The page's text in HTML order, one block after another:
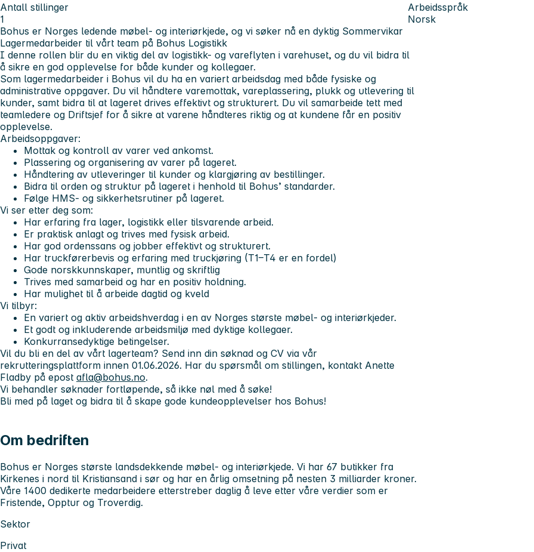
Antall stillinger
1
Arbeidsspråk
Norsk
Bohus er Norges ledende møbel- og interiørkjede, og vi søker nå en dyktig Sommervikar
Lagermedarbeider til vårt team på Bohus Logistikk
I denne rollen blir du en viktig del av logistikk- og vareflyten i varehuset, og du vil bidra til
å sikre en god opplevelse for både kunder og kollegaer.
Som lagermedarbeider i Bohus vil du ha en variert arbeidsdag med både fysiske og
administrative oppgaver. Du vil håndtere varemottak, vareplassering, plukk og utlevering til
kunder, samt bidra til at lageret drives effektivt og strukturert. Du vil samarbeide tett med
teamledere og Driftsjef for å sikre at varene håndteres riktig og at kundene får en positiv
opplevelse.
Arbeidsoppgaver:
Mottak og kontroll av varer ved ankomst.
Plassering og organisering av varer på lageret.
Håndtering av utleveringer til kunder og klargjøring av bestillinger.
Bidra til orden og struktur på lageret i henhold til Bohus’ standarder.
Følge HMS- og sikkerhetsrutiner på lageret.
Vi ser etter deg som:
Har erfaring fra lager, logistikk eller tilsvarende arbeid.
Er praktisk anlagt og trives med fysisk arbeid.
Har god ordenssans og jobber effektivt og strukturert.
Har truckførerbevis og erfaring med truckjøring (T1–T4 er en fordel)
Gode norskkunnskaper, muntlig og skriftlig
Trives med samarbeid og har en positiv holdning.
Har mulighet til å arbeide dagtid og kveld
Vi tilbyr:
En variert og aktiv arbeidshverdag i en av Norges største møbel- og interiørkjeder.
Et godt og inkluderende arbeidsmiljø med dyktige kollegaer.
Konkurransedyktige betingelser.
Vil du bli en del av vårt lagerteam? Send inn din søknad og CV via vår
rekrutteringsplattform innen 01.06.2026. Har du spørsmål om stillingen, kontakt Anette
Fladby på epost afla@bohus.no.
Vi behandler søknader fortløpende, så ikke nøl med å søke!
Bli med på laget og bidra til å skape gode kundeopplevelser hos Bohus!
Om bedriften
Bohus er Norges største landsdekkende møbel- og interiørkjede. Vi har 67 butikker fra
Kirkenes i nord til Kristiansand i sør og har en årlig omsetning på nesten 3 milliarder kroner.
Våre 1400 dedikerte medarbeidere etterstreber daglig å leve etter våre verdier som er
Fristende, Opptur og Troverdig.
Sektor
Privat